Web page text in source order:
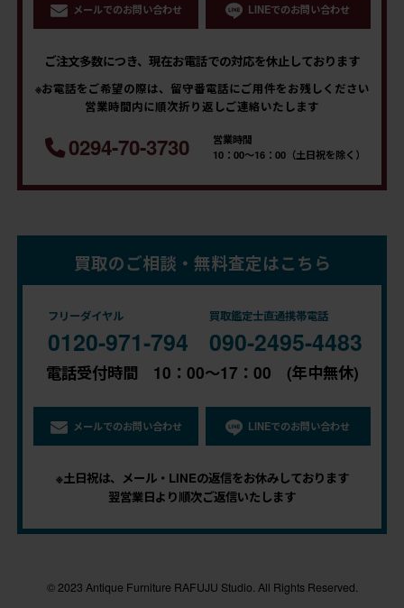
メールでのお問い合わせ LINEでのお問い合わせ
ご注文多数につき、現在お電話での対応を休止しております
※お電話をご希望の際は、留守番電話にご用件をお残しください
営業時間内に順次折り返しご連絡いたします
0294-70-3730
営業時間
10：00～16：00（土日祝を除く）
買取のご相談・無料査定はこちら
フリーダイヤル
0120-971-794
買取鑑定士直通携帯電話
090-2495-4483
電話受付時間 10：00～17：00 (年中無休)
メールでのお問い合わせ LINEでのお問い合わせ
※土日祝は、メール・LINEの返信をお休みしております
翌営業日より順次ご返信いたします
© 2023 Antique Furniture RAFUJU Studio. All Rights Reserved.